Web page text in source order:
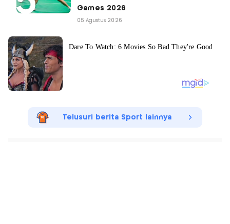
Games 2026
05 Agustus 2026
Telusuri berita Sport lainnya